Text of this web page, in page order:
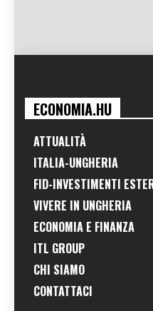
ECONOMIA.HU
ATTUALITÀ
ITALIA-UNGHERIA
FID-INVESTIMENTI
VIVERE IN UNGHERIA
ECONOMIA E FINANZA
ITL GROUP
CHI SIAMO
CONTATTACI